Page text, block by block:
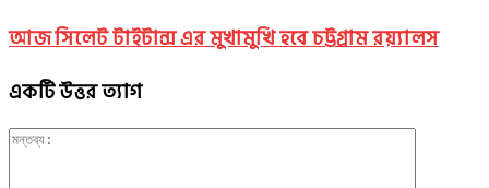
আজ সিলেট টাইটান্স এর মুখামুখি হবে চট্টগ্রাম রয়্যালস
একটি উত্তর ত্যাগ